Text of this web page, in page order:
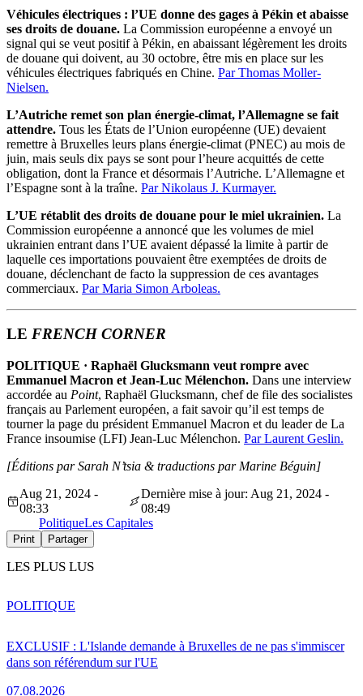
Véhicules électriques : l’UE donne des gages à Pékin et abaisse
ses droits de douane. La Commission européenne a envoyé un
signal qui se veut positif à Pékin, en abaissant légèrement les droits
de douane qui doivent, au 30 octobre, être mis en place sur les
véhicules électriques fabriqués en Chine. Par Thomas Moller-
Nielsen.
L’Autriche remet son plan énergie-climat, l’Allemagne se fait
attendre. Tous les États de l’Union européenne (UE) devaient
remettre à Bruxelles leurs plans énergie-climat (PNEC) au mois de
juin, mais seuls dix pays se sont pour l’heure acquittés de cette
obligation, dont la France et désormais l’Autriche. L’Allemagne et
l’Espagne sont à la traîne. Par Nikolaus J. Kurmayer.
L’UE rétablit des droits de douane pour le miel ukrainien. La
Commission européenne a annoncé que les volumes de miel
ukrainien entrant dans l’UE avaient dépassé la limite à partir de
laquelle ces importations pouvaient être exemptées de droits de
douane, déclenchant de facto la suppression de ces avantages
commerciaux. Par Maria Simon Arboleas.
LE FRENCH CORNER
POLITIQUE · Raphaël Glucksmann veut rompre avec
Emmanuel Macron et Jean-Luc Mélenchon. Dans une interview
accordée au Point, Raphaël Glucksmann, chef de file des socialistes
français au Parlement européen, a fait savoir qu’il est temps de
tourner la page du président Emmanuel Macron et du leader de La
France insoumise (LFI) Jean-Luc Mélenchon. Par Laurent Geslin.
[Éditions par Sarah N’tsia & traductions par Marine Béguin]
Aug 21, 2024 -
08:33
Dernière mise à jour: Aug 21, 2024 -
08:49
PolitiqueLes Capitales
Print Partager
LES PLUS LUS
EXCLUSIF : L'Islande demande à Bruxelles de ne pas s'immiscer
dans son référendum sur l'UE
07.08.2026
POLITIQUE